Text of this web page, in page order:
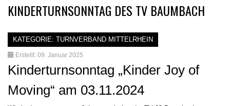
KINDERTURNSONNTAG DES TV BAUMBACH
KATEGORIE: TURNVERBAND MITTELRHEIN
Erstellt: 09. Januar 2025
Kinderturnsonntag „Kinder Joy of
Moving“ am 03.11.2024